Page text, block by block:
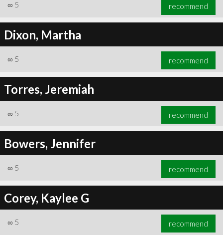
∞ 5 recommend
Dixon, Martha
∞ 5 recommend
Torres, Jeremiah
∞ 5 recommend
Bowers, Jennifer
∞ 5 recommend
Corey, Kaylee G
∞ 5 recommend